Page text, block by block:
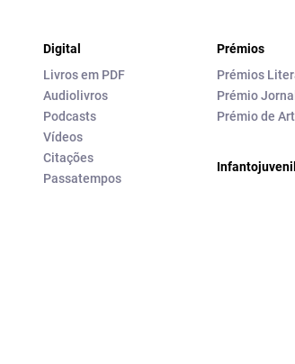
Digital
Livros em PDF
Audiolivros
Podcasts
Vídeos
Citações
Passatempos
Prémios
Prémios
Prémio
Prémio de
Infantojuvenil